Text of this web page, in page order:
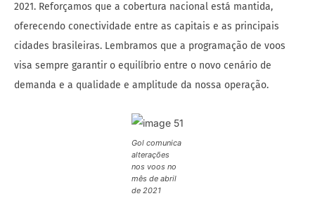
2021. Reforçamos que a cobertura nacional está mantida,
oferecendo conectividade entre as capitais e as principais
cidades brasileiras. Lembramos que a programação de voos
visa sempre garantir o equilíbrio entre o novo cenário de
demanda e a qualidade e amplitude da nossa operação.
Gol comunica
alterações
nos voos no
mês de abril
de 2021